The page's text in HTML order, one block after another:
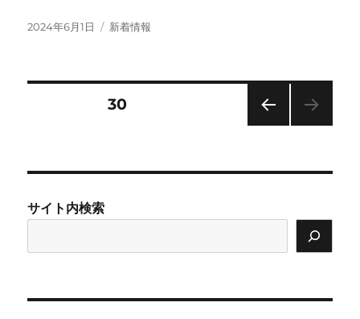
投
2024年6月1日
カ
新着情報
の
ペ
ー
ジ
固定ページ30
サイト内検索